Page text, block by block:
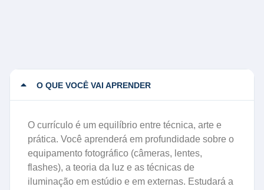
O QUE VOCÊ VAI APRENDER
O currículo é um equilíbrio entre técnica, arte e
prática. Você aprenderá em profundidade sobre o
equipamento fotográfico (câmeras, lentes,
flashes), a teoria da luz e as técnicas de
iluminação em estúdio e em externas. Estudará a